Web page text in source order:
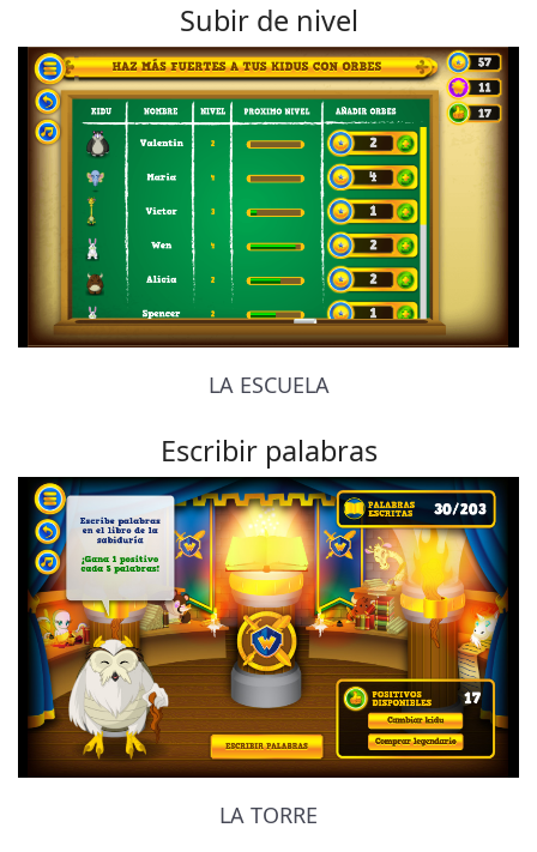
Subir de nivel
LA ESCUELA
Escribir palabras
LA TORRE